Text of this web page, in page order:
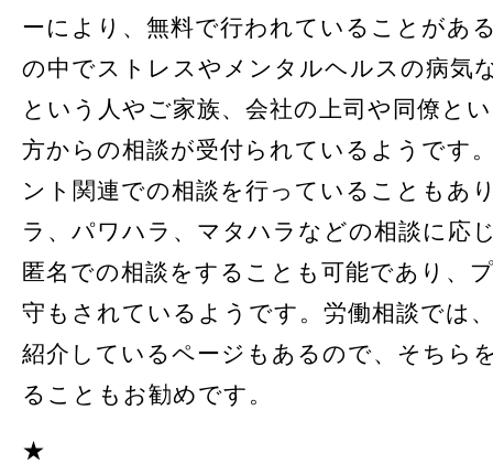
ーにより、無料で行われていることがあ
の中でストレスやメンタルヘルスの病気
という人やご家族、会社の上司や同僚と
方からの相談が受付られているようです
ント関連での相談を行っていることもあ
ラ、パワハラ、マタハラなどの相談に応
匿名での相談をすることも可能であり、
守もされているようです。労働相談では
紹介しているページもあるので、そちら
ることもお勧めです。
★